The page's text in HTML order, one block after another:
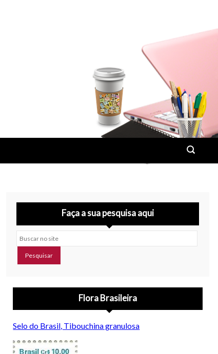
Faça a sua pesquisa aqui
Buscar no site
Flora Brasileira
Selo do Brasil, Tibouchina granulosa